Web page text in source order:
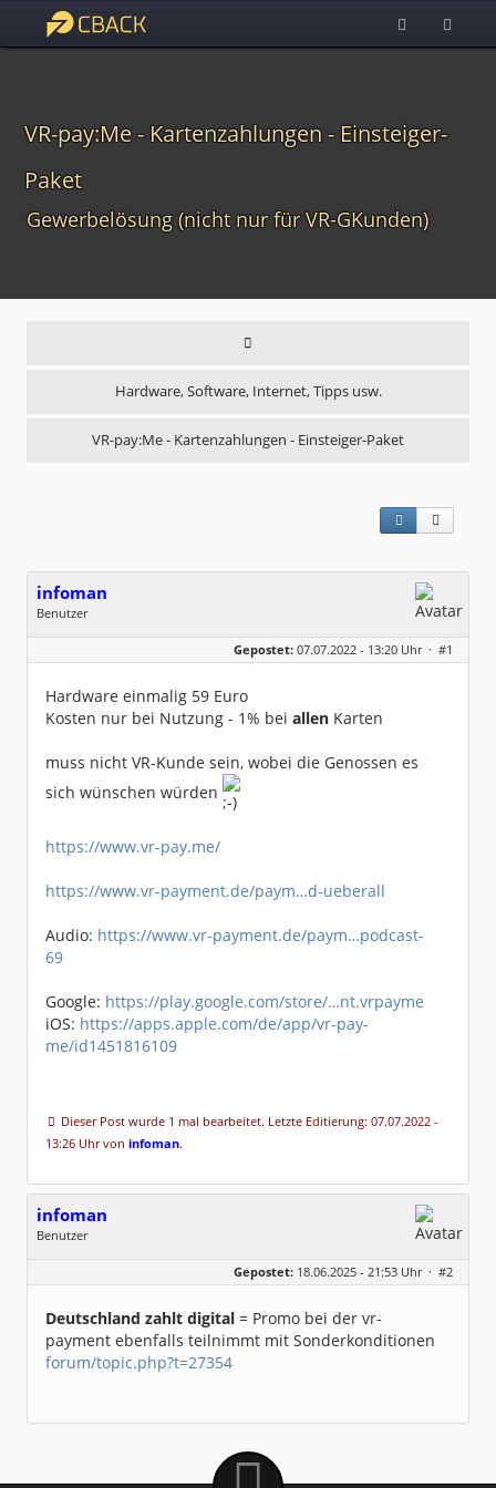
VR-pay:Me - Kartenzahlungen - Einsteiger-
Paket
Gewerbelösung (nicht nur für VR-GKunden)
Hardware, Software, Internet, Tipps usw.
VR-pay:Me - Kartenzahlungen - Einsteiger-Paket
infoman
Benutzer
Geschlecht:
Dabei seit:
06 / 2008
Gepostet: 07.07.2022 - 13:20 Uhr · #1
Hardware einmalig 59 Euro
Kosten nur bei Nutzung - 1% bei allen Karten
muss nicht VR-Kunde sein, wobei die Genossen es
sich wünschen würden
https://www.vr-pay.me/
https://www.vr-payment.de/paym…d-ueberall
Audio: https://www.vr-payment.de/paym…podcast-
69
Google: https://play.google.com/store/…nt.vrpayme
iOS: https://apps.apple.com/de/app/vr-pay-
me/id1451816109
Dieser Post wurde 1 mal bearbeitet. Letzte Editierung: 07.07.2022 -
13:26 Uhr von infoman.
infoman
Benutzer
Dabei seit:
06 / 2008
Gepostet: 18.06.2025 - 21:53 Uhr · #2
Deutschland zahlt digital = Promo bei der vr-
payment ebenfalls teilnimmt mit Sonderkonditionen
forum/topic.php?t=27354